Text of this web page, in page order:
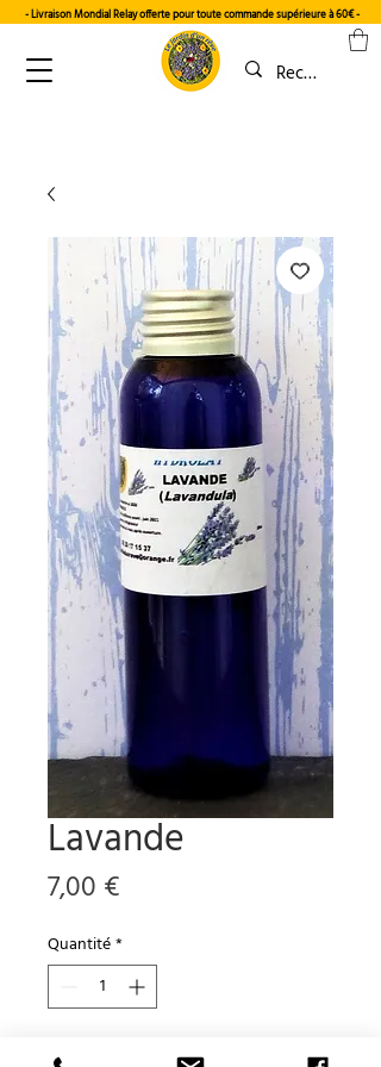
- Livraison Mondial Relay offerte pour toute commande supérieure à 60€-
Lavande
7,00 €
Quantité*
Ajouter au panier